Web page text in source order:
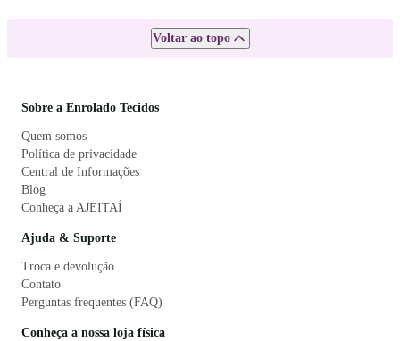
Voltar ao topo
Sobre a Enrolado Tecidos
Quem somos
Política de privacidade
Central de Informações
Blog
Conheça a AJEITAÍ
Ajuda & Suporte
Troca e devolução
Contato
Perguntas frequentes (FAQ)
Conheça a nossa loja física